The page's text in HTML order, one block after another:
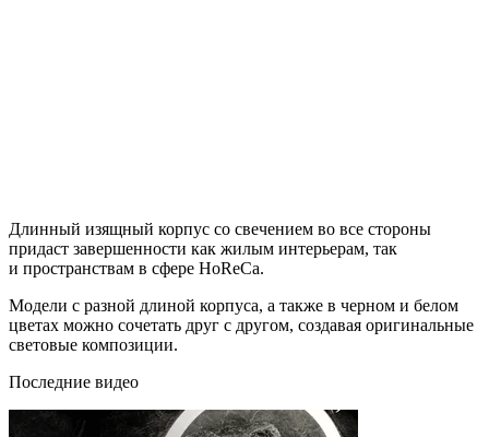
Длинный изящный корпус со свечением во все стороны
придаст завершенности как жилым интерьерам, так
и пространствам в сфере HoReCa.
Модели с разной длиной корпуса, а также в черном и белом
цветах можно сочетать друг с другом, создавая оригинальные
световые композиции.
Последние видео